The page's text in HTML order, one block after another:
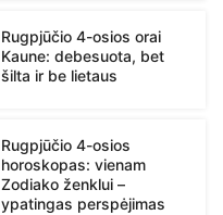
Rugpjūčio 4-osios orai
Kaune: debesuota, bet
šilta ir be lietaus
Rugpjūčio 4-osios
horoskopas: vienam
Zodiako ženklui –
ypatingas perspėjimas